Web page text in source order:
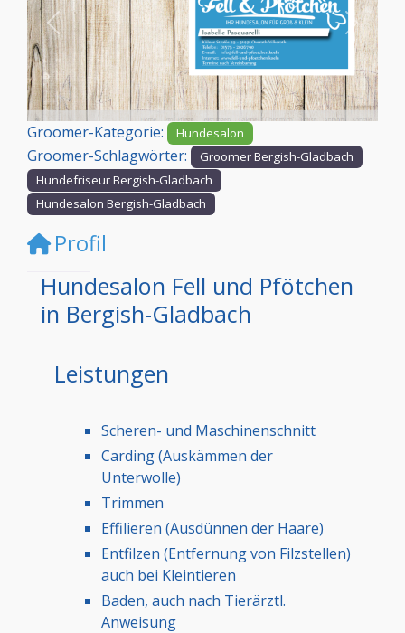
Vorheriges
Groomer-Kategorie: Hundesalon
Groomer-Schlagwörter:
Groomer Bergish-Gladbach
Hundefriseur Bergish-Gladbach
Hundesalon Bergish-Gladbach
Profil
Hundesalon Fell und Pfötchen
in Bergish-Gladbach
Leistungen
Scheren- und Maschinenschnitt
Carding (Auskämmen der
Unterwolle)
Trimmen
Effilieren (Ausdünnen der Haare)
Entfilzen (Entfernung von Filzstellen)
auch bei Kleintieren
Baden, auch nach Tierärztl.
Anweisung